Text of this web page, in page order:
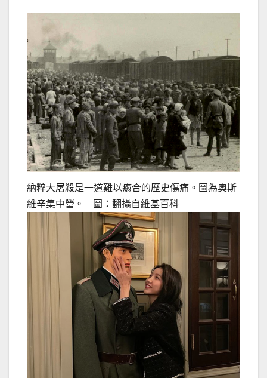
納粹大屠殺是一道難以癒合的歷史傷痛。圖為奧斯
維辛集中營。 圖：翻攝自維基百科